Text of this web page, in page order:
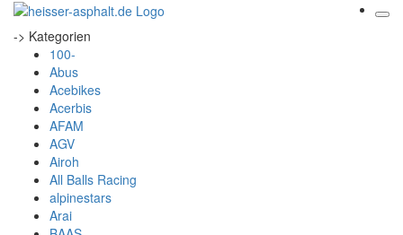
-> Kategorien
100-
Abus
Acebikes
Acerbis
AFAM
AGV
Airoh
All Balls Racing
alpinestars
Arai